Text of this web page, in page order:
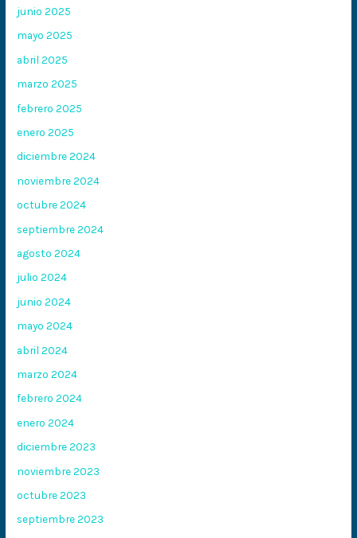
junio 2025
mayo 2025
abril 2025
marzo 2025
febrero 2025
enero 2025
diciembre 2024
noviembre 2024
octubre 2024
septiembre 2024
agosto 2024
julio 2024
junio 2024
mayo 2024
abril 2024
marzo 2024
febrero 2024
enero 2024
diciembre 2023
noviembre 2023
octubre 2023
septiembre 2023